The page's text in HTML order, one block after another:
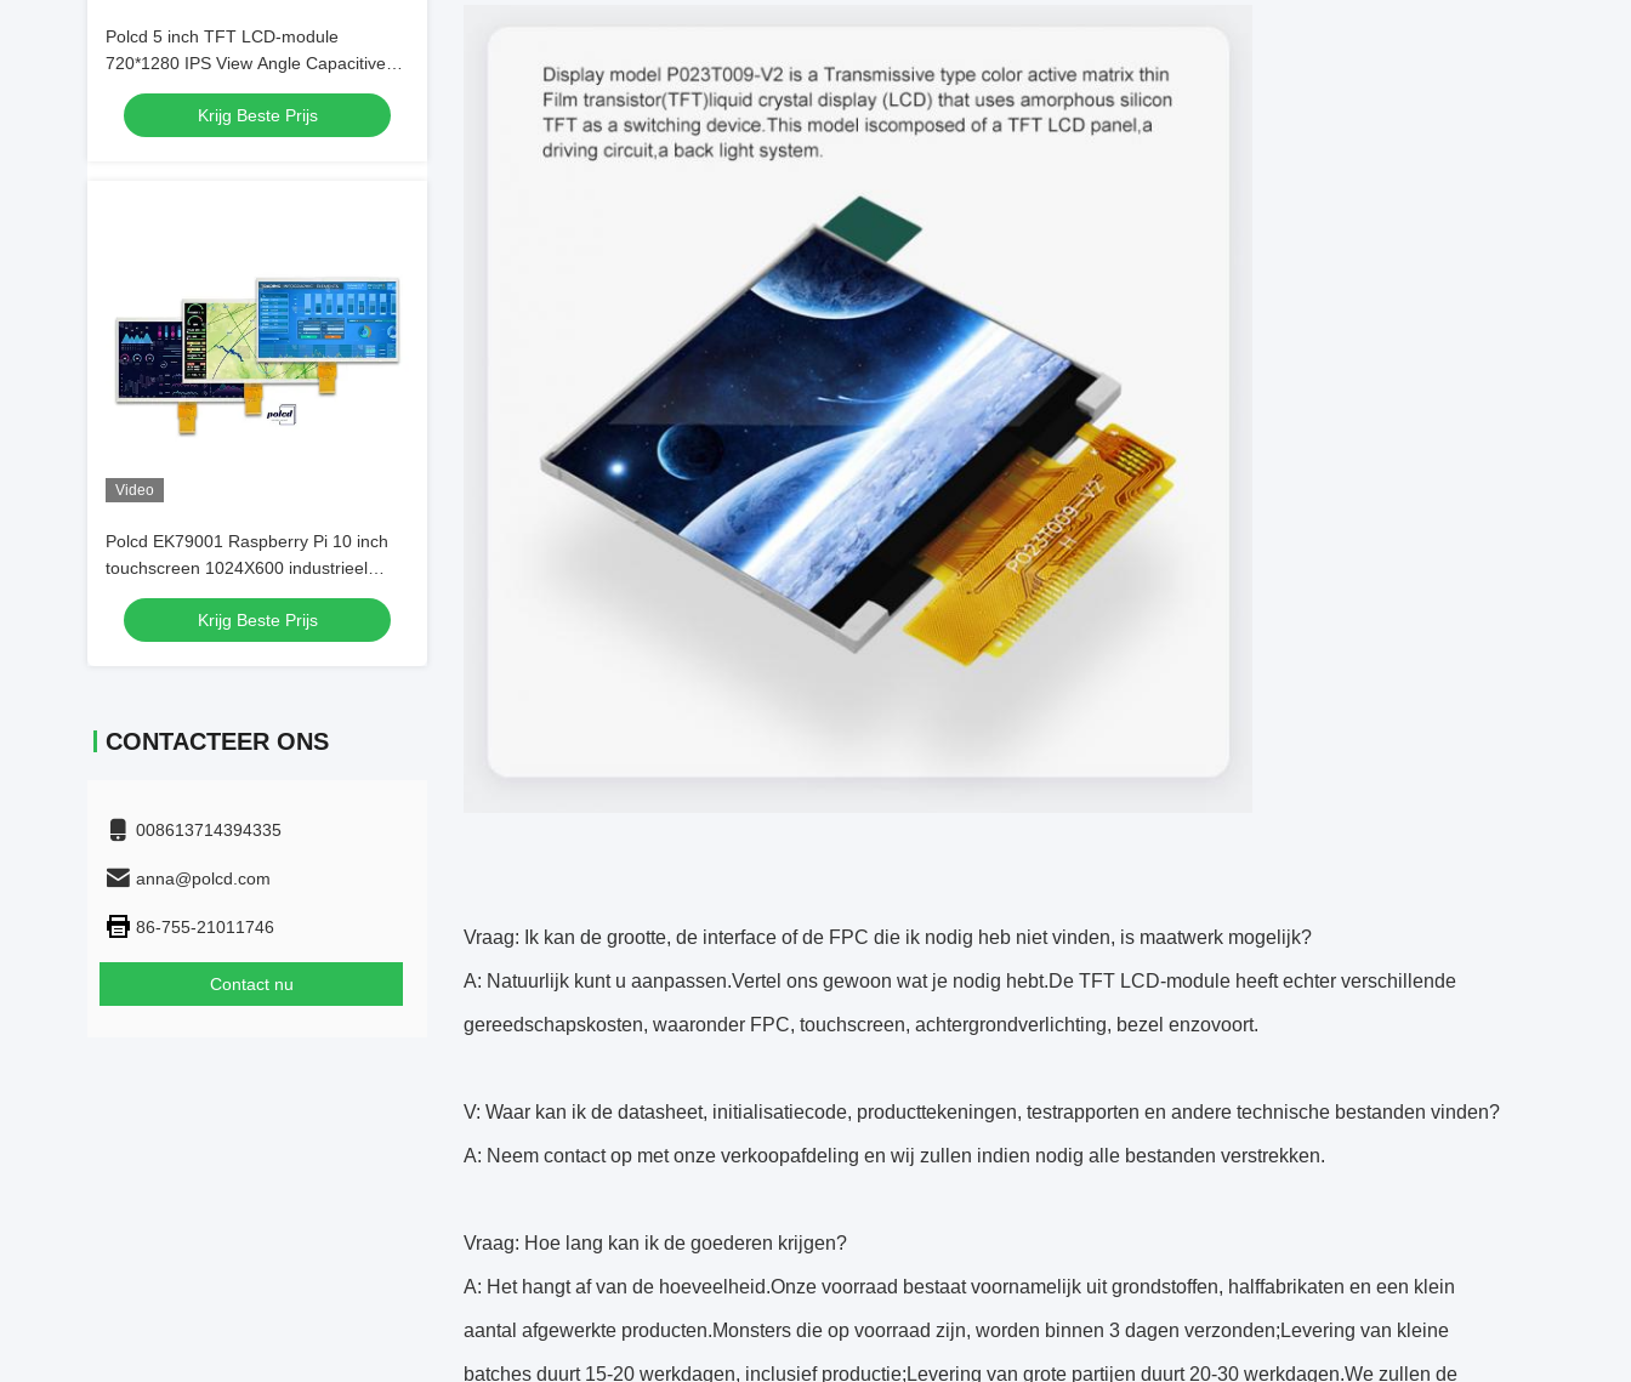
Polcd 5 inch TFT LCD-module
720*1280 IPS View Angle Capacitive
Touch Panel LCD Display
Krijg Beste Prijs
Video
Polcd EK79001 Raspberry Pi 10 inch
touchscreen 1024X600 industrieel
touchscreen
Krijg Beste Prijs
CONTACTEER ONS
008613714394335
anna@polcd.com
86-755-21011746
Contact nu
Vraag: Ik kan de grootte, de interface of de FPC die ik nodig heb niet vinden, is maatwerk mogelijk?
A: Natuurlijk kunt u aanpassen.Vertel ons gewoon wat je nodig hebt.De TFT LCD-module heeft echter verschillende
gereedschapskosten, waaronder FPC, touchscreen, achtergrondverlichting, bezel enzovoort.
V: Waar kan ik de datasheet, initialisatiecode, producttekeningen, testrapporten en andere technische bestanden vinden?
A: Neem contact op met onze verkoopafdeling en wij zullen indien nodig alle bestanden verstrekken.
Vraag: Hoe lang kan ik de goederen krijgen?
A: Het hangt af van de hoeveelheid.Onze voorraad bestaat voornamelijk uit grondstoffen, halffabrikaten en een klein
aantal afgewerkte producten.Monsters die op voorraad zijn, worden binnen 3 dagen verzonden;Levering van kleine
batches duurt 15-20 werkdagen, inclusief productie;Levering van grote partijen duurt 20-30 werkdagen.We zullen de